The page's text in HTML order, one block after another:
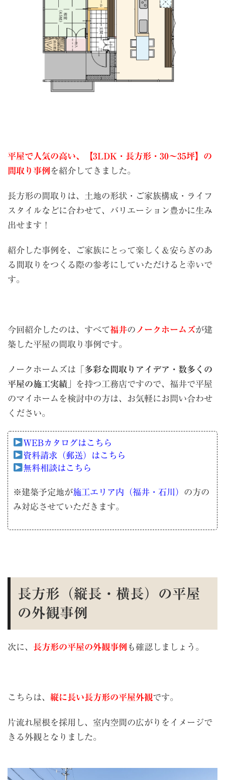
平屋で人気の高い、【3LDK・長方形・30〜35坪】の
間取り事例 を紹介してきました。
長方形の間取りは、土地の形状・ご家族構成・ライフ
スタイルなどに合わせて、バリエーション豊かに生み
出せます！
紹介した事例を、ご家族にとって楽しく＆安らぎのあ
る間取りをつくる際の参考にしていただけると幸いで
す。
今回紹介したのは、すべて福井の ノークホームズが建
築した平屋の間取り事例です。
ノークホームズは「 多彩な間取りアイデア・数多くの
平屋の施工実績 」を持つ工務店ですので、福井で平屋
のマイホームを検討中の方は、お気軽にお問い合わせ
ください。
WEBカタログはこちら
資料請求（郵送）はこちら
無料相談はこちら
※建築予定地が施工エリア内（福井・石川） の方の
み対応させていただきます。
長方形（縦長・横長）の平屋
の外観事例
次に、 長方形の平屋の外観事例 も確認しましょう。
こちらは、 縦に長い長方形の平屋外観です。
片流れ屋根を採用し、室内空間の広がりをイメージで
きる外観となりました。